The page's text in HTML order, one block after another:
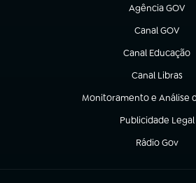
Agência GOV
(abre em nova
Canal GOV
(abre em nova
Canal Educação
(abre em nova
Canal Libras
(abre em nova
Monitoramento e Análise
(abre em nova aba)
Publicidade Legal
(abre em nova aba)
Rádio Gov
(abre em nova